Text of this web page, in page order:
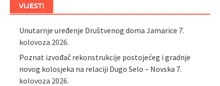
VIJESTI
Unutarnje uređenje Društvenog doma Jamarice 7.
kolovoza 2026.
Poznat izvođač rekonstrukcije postojećeg i gradnje
novog kolosjeka na relaciji Dugo Selo – Novska 7.
kolovoza 2026.